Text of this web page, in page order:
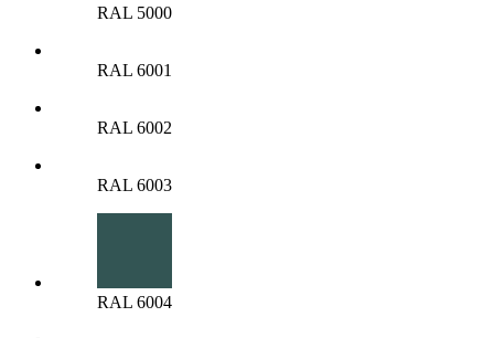
RAL 5000
RAL 6001
RAL 6002
RAL 6003
RAL 6004